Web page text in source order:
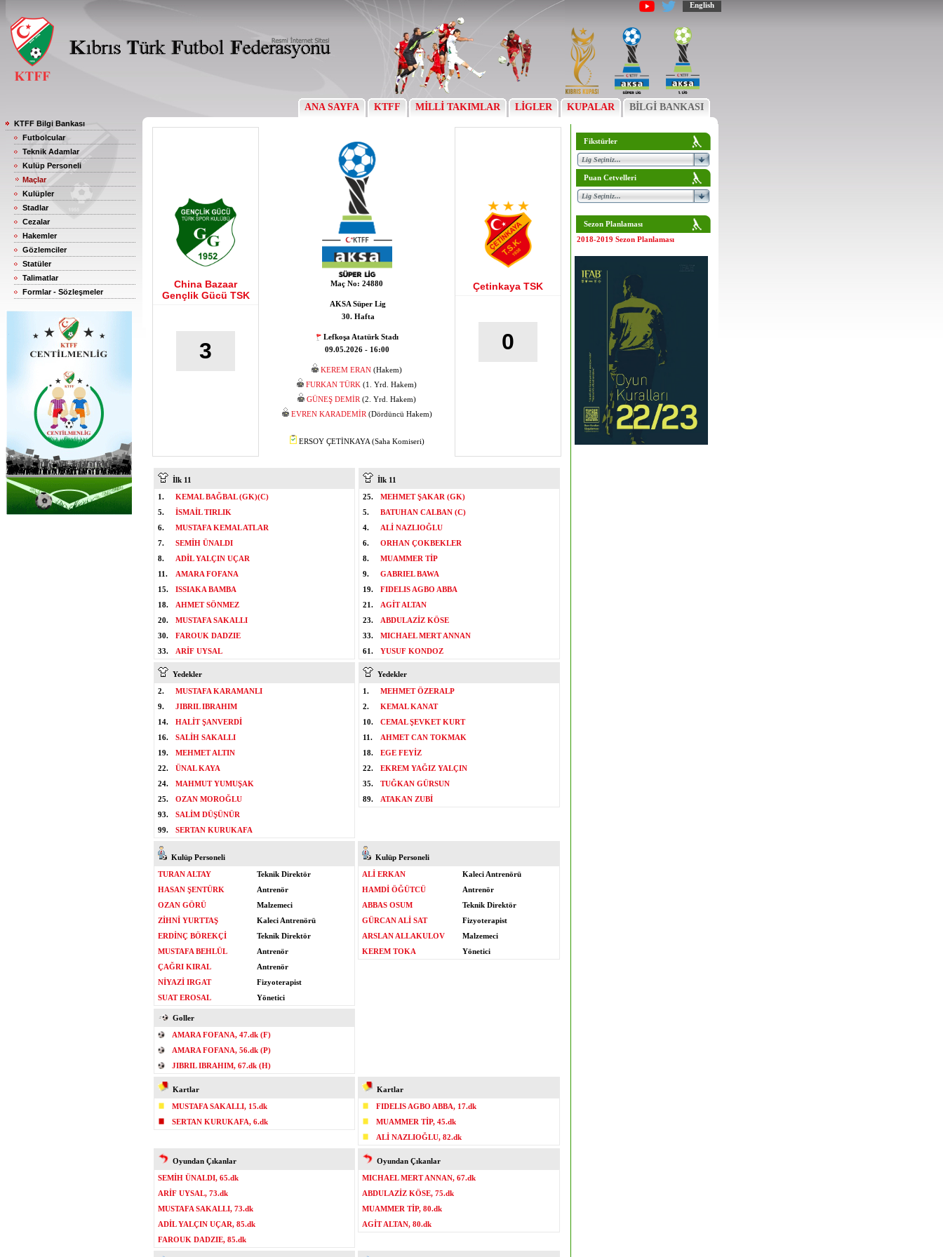
English
ANA SAYFA KTFF MİLLİ TAKIMLAR LİGLER KUPALAR BİLGİ BANKASI
KTFF Bilgi Bankası
Futbolcular
Teknik Adamlar
Kulüp Personeli
Maçlar
Kulüpler
Stadlar
Cezalar
Hakemler
Gözlemciler
Statüler
Talimatlar
Formlar - Sözleşmeler
China Bazaar
Gençlik Gücü TSK
3
Maç No: 24880
AKSA Süper Lig
30. Hafta
Lefkoşa Atatürk Stadı
09.05.2026 - 16:00
KEREM ERAN (Hakem)
FURKAN TÜRK (1. Yrd. Hakem)
GÜNEŞ DEMİR (2. Yrd. Hakem)
EVREN KARADEMİR (Dördüncü Hakem)
ERSOY ÇETİNKAYA (Saha Komiseri)
Çetinkaya TSK
0
İlk 11
1.
KEMAL BAĞBAL (GK)(C)
5.
İSMAİL TIRLIK
6.
MUSTAFA KEMAL ATLAR
7.
SEMİH ÜNALDI
8.
ADİL YALÇIN UÇAR
11.
AMARA FOFANA
15.
ISSIAKA BAMBA
18.
AHMET SÖNMEZ
20.
MUSTAFA SAKALLI
30.
FAROUK DADZIE
33.
ARİF UYSAL
İlk 11
25.
MEHMET ŞAKAR (GK)
5.
BATUHAN CALBAN (C)
4.
ALİ NAZLIOĞLU
6.
ORHAN ÇOKBEKLER
8.
MUAMMER TİP
9.
GABRIEL BAWA
19.
FIDELIS AGBO ABBA
21.
AGİT ALTAN
23.
ABDULAZİZ KÖSE
33.
MICHAEL MERT ANNAN
61.
YUSUF KONDOZ
Yedekler
2.
MUSTAFA KARAMANLI
9.
JIBRIL IBRAHIM
14.
HALİT ŞANVERDİ
16.
SALİH SAKALLI
19.
MEHMET ALTIN
22.
ÜNAL KAYA
24.
MAHMUT YUMUŞAK
25.
OZAN MOROĞLU
93.
SALİM DÜŞÜNÜR
99.
SERTAN KURUKAFA
Yedekler
1.
MEHMET ÖZERALP
2.
KEMAL KANAT
10.
CEMAL ŞEVKET KURT
11.
AHMET CAN TOKMAK
18.
EGE FEYİZ
22.
EKREM YAĞIZ YALÇIN
35.
TUĞKAN GÜRSUN
89.
ATAKAN ZUBİ
Kulüp Personeli
TURAN ALTAY
Teknik Direktör
HASAN ŞENTÜRK
Antrenör
OZAN GÖRÜ
Malzemeci
ZİHNİ YURTTAŞ
Kaleci Antrenörü
ERDİNÇ BÖREKÇİ
Teknik Direktör
MUSTAFA BEHLÜL
Antrenör
ÇAĞRI KIRAL
Antrenör
NİYAZİ IRGAT
Fizyoterapist
SUAT EROSAL
Yönetici
Kulüp Personeli
ALİ ERKAN
Kaleci Antrenörü
HAMDİ ÖĞÜTCÜ
Antrenör
ABBAS OSUM
Teknik Direktör
GÜRCAN ALİ SAT
Fizyoterapist
ARSLAN ALLAKULOV
Malzemeci
KEREM TOKA
Yönetici
Goller
AMARA FOFANA, 47.dk (F)
AMARA FOFANA, 56.dk (P)
JIBRIL IBRAHIM, 67.dk (H)
Kartlar
MUSTAFA SAKALLI, 15.dk
SERTAN KURUKAFA, 6.dk
Kartlar
FIDELIS AGBO ABBA, 17.dk
MUAMMER TİP, 45.dk
ALİ NAZLIOĞLU, 82.dk
Oyundan Çıkanlar
SEMİH ÜNALDI, 65.dk
ARİF UYSAL, 73.dk
MUSTAFA SAKALLI, 73.dk
ADİL YALÇIN UÇAR, 85.dk
FAROUK DADZIE, 85.dk
Oyundan Çıkanlar
MICHAEL MERT ANNAN, 67.dk
ABDULAZİZ KÖSE, 75.dk
MUAMMER TİP, 80.dk
AGİT ALTAN, 80.dk
Fikstürler
Puan Cetvelleri
Sezon Planlaması
2018-2019 Sezon Planlaması